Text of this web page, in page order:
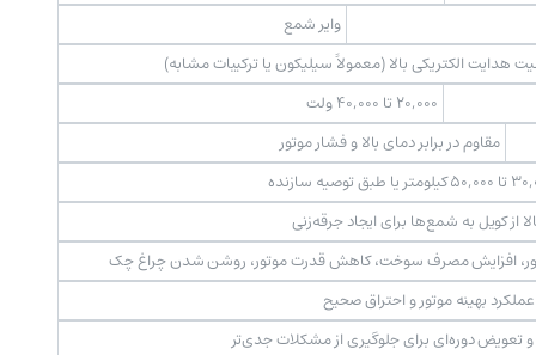
وایر شمع
هدایت الکتریکی بالا (معمولاً سیلیکون یا ترکیبات مشابه)
۲۰,۰۰۰ تا ۴۰,۰۰۰ ولت
مقاوم در برابر دمای بالا و فشار موتور
از کویل به شمع‌ها برای ایجاد جرقه‌زنی
افزایش مصرف سوخت، کاهش قدرت موتور، روشن شدن چراغ چک
بهینه موتور و احتراق صحیح
و تعویض دوره‌ای برای جلوگیری از مشکلات جدی‌تر